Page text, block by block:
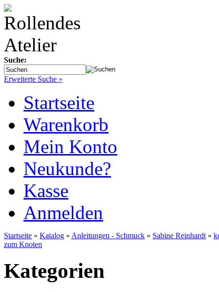
Suche:
Erweiterte Suche »
Startseite
Warenkorb
Mein Konto
Neukunde?
Kasse
Anmelden
Startseite » Katalog » Anleitungen - Schmuck » Sabine Reinhardt »
zum Knoten
Kategorien